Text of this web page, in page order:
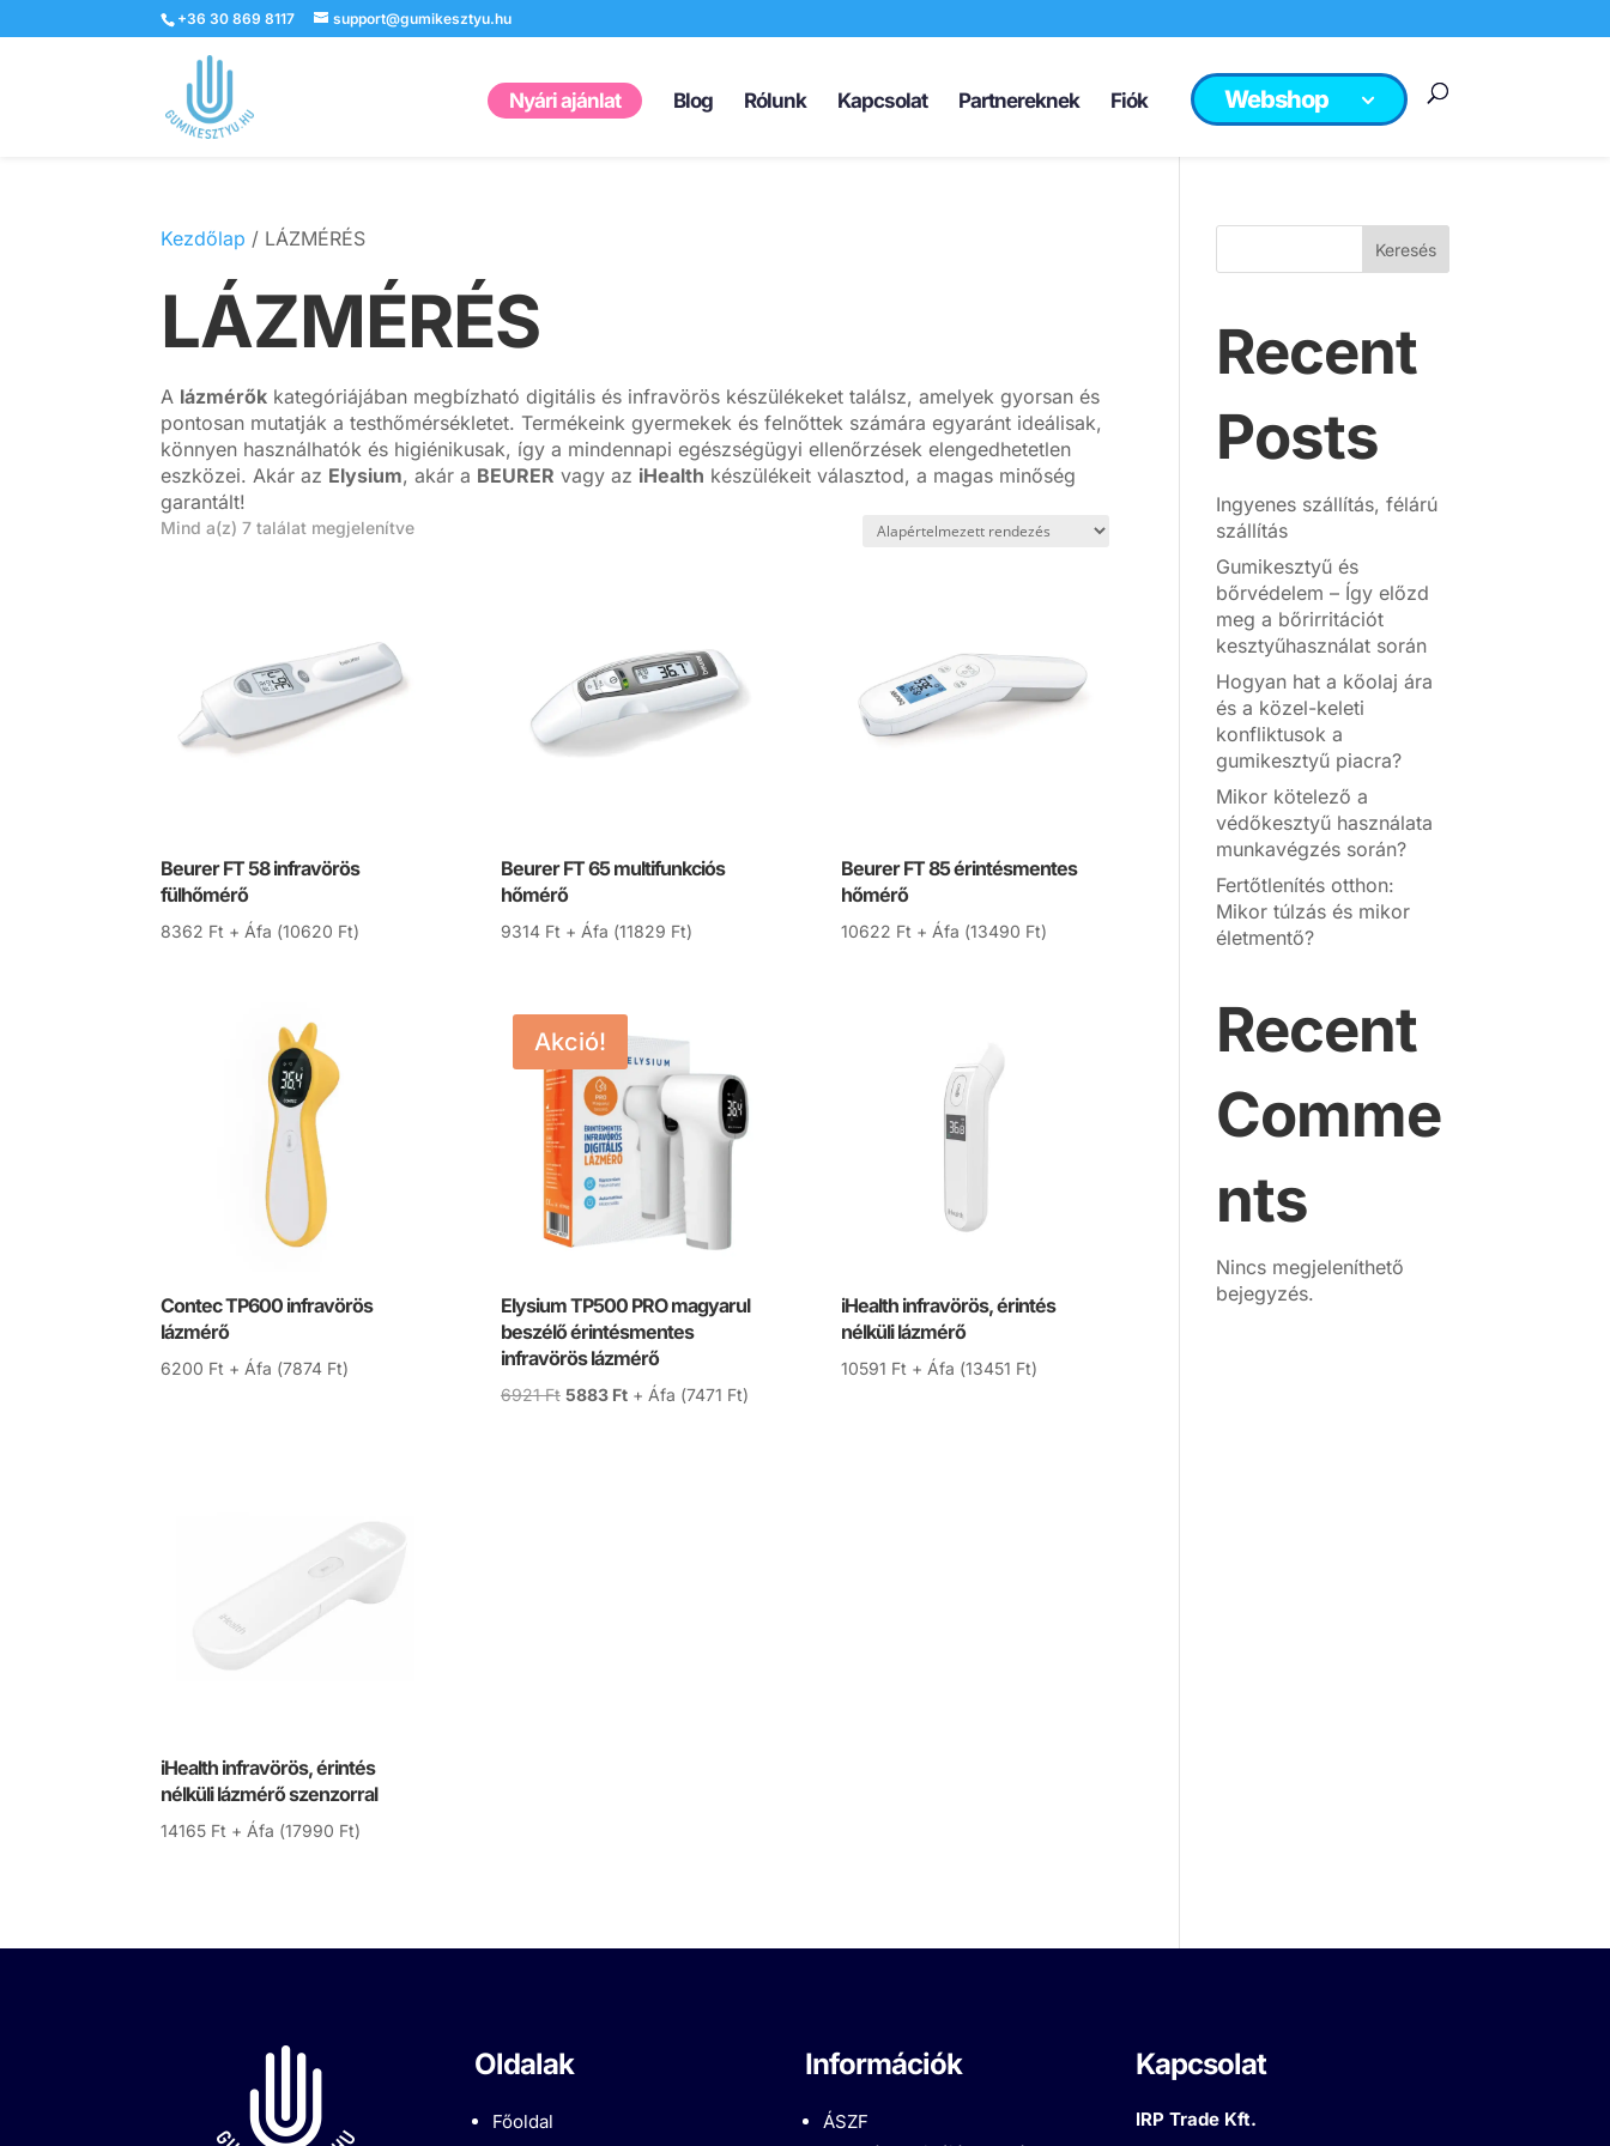
+36 30 869 8117 support@gumikesztyu.hu
Nyári ajánlat Blog Rólunk Kapcsolat Partnereknek Fiók Webshop
Kezdőlap / LÁZMÉRÉS
LÁZMÉRÉS
A lázmérők kategóriájában megbízható digitális és infravörös készülékeket találsz, amelyek gyorsan és
pontosan mutatják a testhőmérsékletet. Termékeink gyermekek és felnőttek számára egyaránt ideálisak,
könnyen használhatók és higiénikusak, így a mindennapi egészségügyi ellenőrzések elengedhetetlen
eszközei. Akár az Elysium, akár a BEURER vagy az iHealth készülékeit választod, a magas minőség
garantált!
Mind a(z) 7 találat megjelenítve
Beurer FT 58 infravörös
fülhőmérő
8362 Ft + Áfa (10620 Ft)
Beurer FT 65 multifunkciós
hőmérő
9314 Ft + Áfa (11829 Ft)
Beurer FT 85 érintésmentes
hőmérő
10622 Ft + Áfa (13490 Ft)
Contec TP600 infravörös
lázmérő
6200 Ft + Áfa (7874 Ft)
Akció!
Elysium TP500 PRO magyarul
beszélő érintésmentes
infravörös lázmérő
6921Ft Original
5883 FtCurrent
+ Áfa (7471 Ft)
iHealth infravörös, érintés
nélküli lázmérő
10591 Ft + Áfa (13451 Ft)
iHealth infravörös, érintés
nélküli lázmérő szenzorral
14165 Ft + Áfa (17990 Ft)
Keresés
Recent
Posts
Ingyenes szállítás, félárú
szállítás
Gumikesztyű és
bőrvédelem – Így előzd
meg a bőrirritációt
kesztyűhasználat során
Hogyan hat a kőolaj ára
és a közel-keleti
konfliktusok a
gumikesztyű piacra?
Mikor kötelező a
védőkesztyű használata
munkavégzés során?
Fertőtlenítés otthon:
Mikor túlzás és mikor
életmentő?
Recent
Comme
nts
Nincs megjeleníthető
bejegyzés.
Oldalak
Főoldal
Információk
ÁSZF
Kapcsolat
IRP Trade Kft.